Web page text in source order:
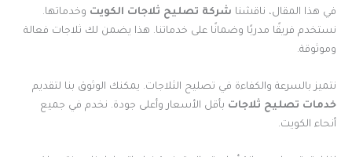
في هذا المقال، ناقشنا شركة تصليح ثلاجات الكويت وخدماتها.
نستخدم فريقًا مدربًا وضمانًا على خدماتنا. هذا يضمن لك ثلاجات فعالة
وموثوقة.
نتميز بالسرعة والكفاءة في تصليح الثلاجات. يمكنك الوثوق بنا لتقديم
خدمات تصليح ثلاجات بأقل الأسعار وأعلى جودة. نخدم في جميع
أنحاء الكويت.